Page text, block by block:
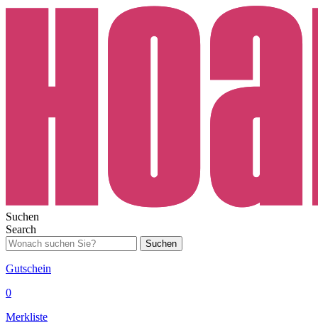
Suchen
Search
Suchen
Gutschein
0
Merkliste